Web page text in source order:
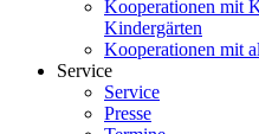
Kooperationen mit
Kindergärten
Kooperationen mit
Service
Service
Presse